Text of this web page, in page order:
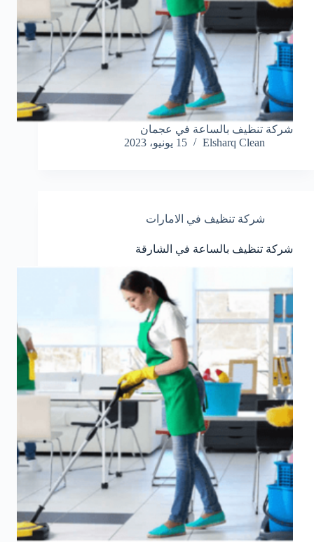
شركة تنظيف بالساعة في عجمان
Elsharq Clean
15 يونيو، 2023
شركة تنظيف في الامارات
شركة تنظيف بالساعة في الشارقة